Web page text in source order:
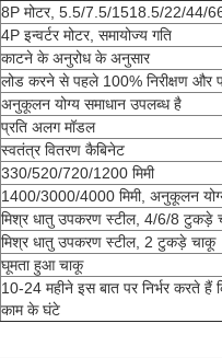
8P मोटर, 5.5/7.5/1518.5/22/44/
4P इन्वर्टर मोटर, समायोज्य गति
काटने के अनुरोध के अनुसार
लोड करने से पहले 100% निरीक्षण और
अनुकूलन योग्य समाधान उपलब्ध है
प्रति अलग मॉडल
स्वतंत्र वितरण कैबिनेट
330/520/720/1200 मिमी
1400/3000/4000 मिमी, अनुकूलन
मिश्र धातु उपकरण स्टील, 4/6/8 टुकड़े
मिश्र धातु उपकरण स्टील, 2 टुकड़े चाकू
घूमता हुआ चाकू
10-24 महीने इस बात पर निर्भर करते
काम के घंटे